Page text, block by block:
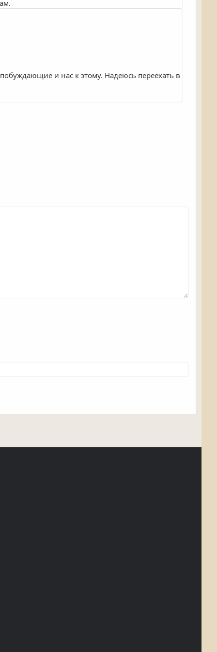
и нас к этому. Надеюсь переехать в